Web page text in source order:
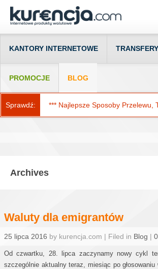
KANTORY INTERNETOWE
PROMOCJE BLOG
Sprawdź: *** Najlepsze Sposoby Przelewu,
Archives
Waluty dla emigrantów
25 lipca 2016 by kurencja.com | Filed in Blog |
Od czwartku, 28. lipca zaczynamy nowy cykl
szczególnie aktualny teraz, miesiąc po